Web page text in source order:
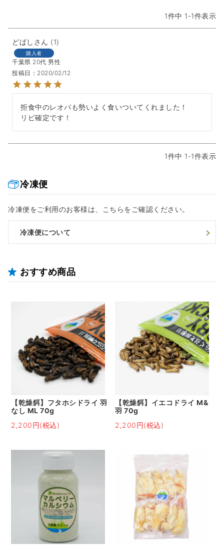
冷凍便
冷凍便をご利用のお客様は、こちらをご確認ください。
冷凍便について
おすすめ商品
【乾燥餌】フタホシドライ 羽
なし ML 70g
2,200円(税込)
【乾燥餌】イエコドライ M&
羽 70g
2,200円(税込)
1件中 1-1件表示
どばし 1
購入者
千葉県 20代 男性
投稿日
2020/02/12
拒食中のレオパも勢いよく食いついてくれました！
リピ確定です！
1件中 1-1件表示